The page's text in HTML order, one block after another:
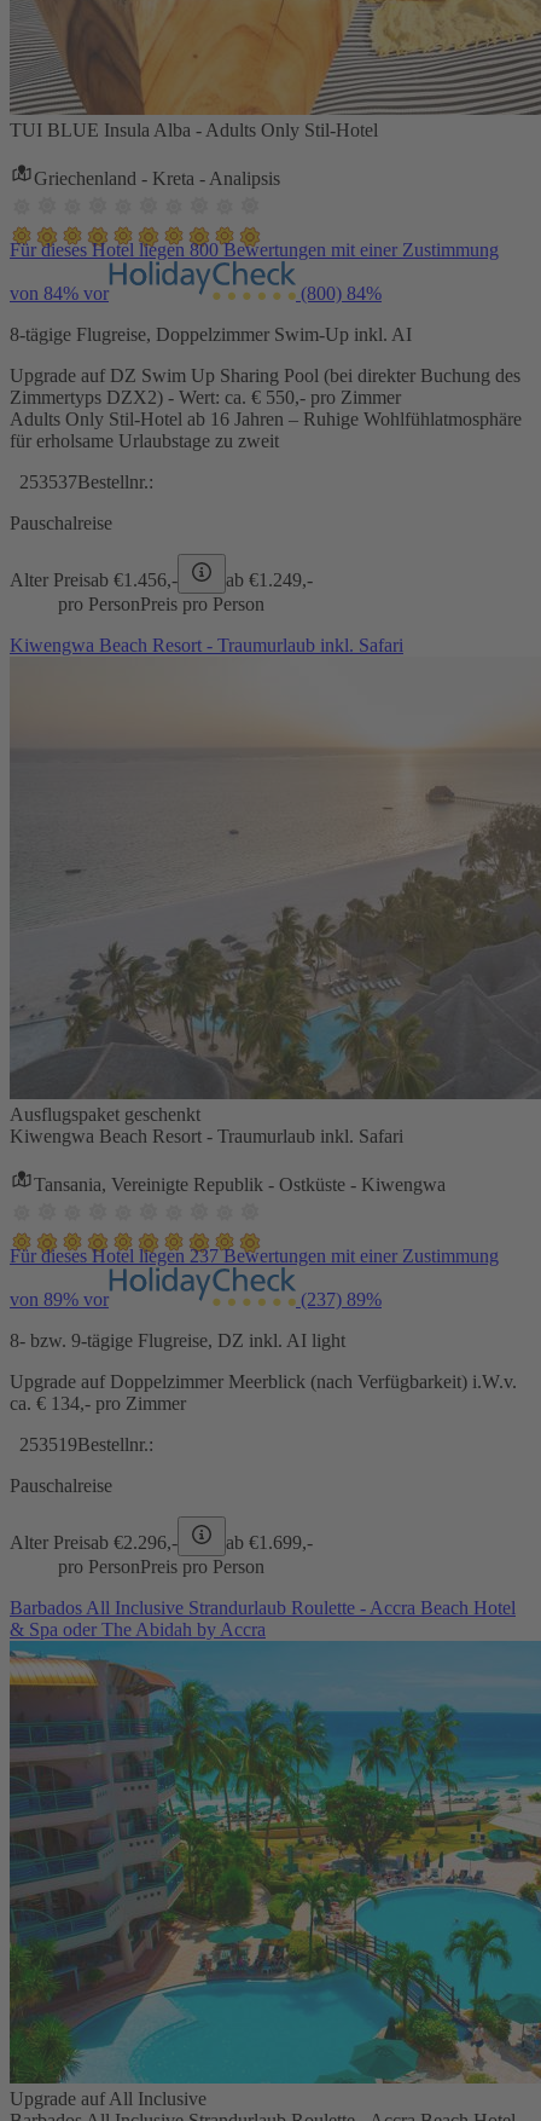
TUI BLUE Insula Alba - Adults Only Stil-Hotel
Griechenland - Kreta - Analipsis
Für dieses Hotel liegen 800 Bewertungen mit einer Zustimmung
von 84% vor (800) 84%
8-tägige Flugreise, Doppelzimmer Swim-Up inkl. AI
Upgrade auf DZ Swim Up Sharing Pool (bei direkter Buchung des
Zimmertyps DZX2) - Wert: ca. € 550,- pro Zimmer
Adults Only Stil-Hotel ab 16 Jahren – Ruhige Wohlfühlatmosphäre
für erholsame Urlaubstage zu zweit
253537Bestellnr.:
Pauschalreise
Alter Preisab €1.456,- ab €1.249,-
pro PersonPreis pro Person
Kiwengwa Beach Resort - Traumurlaub inkl. Safari
Ausflugspaket geschenkt
Kiwengwa Beach Resort - Traumurlaub inkl. Safari
Tansania, Vereinigte Republik - Ostküste - Kiwengwa
Für dieses Hotel liegen 237 Bewertungen mit einer Zustimmung
von 89% vor (237) 89%
8- bzw. 9-tägige Flugreise, DZ inkl. AI light
Upgrade auf Doppelzimmer Meerblick (nach Verfügbarkeit) i.W.v.
ca. € 134,- pro Zimmer
253519Bestellnr.:
Pauschalreise
Alter Preisab €2.296,- ab €1.699,-
pro PersonPreis pro Person
Barbados All Inclusive Strandurlaub Roulette - Accra Beach Hotel
& Spa oder The Abidah by Accra
Upgrade auf All Inclusive